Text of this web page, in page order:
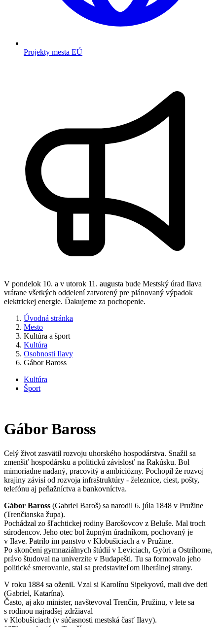
Projekty mesta EÚ
V pondelok 10. a v utorok 11. augusta bude Mestský úrad Ilava
vrátane všetkých oddelení zatvorený pre plánovaný výpadok
elektrickej energie. Ďakujeme za pochopenie.
Úvodná stránka
Mesto
Kultúra a šport
Kultúra
Osobnosti Ilavy
Gábor Baross
Kultúra
Šport
Gábor Baross
Celý život zasvätil rozvoju uhorského hospodárstva. Snažil sa
zmenšiť hospodársku a politickú závislosť na Rakúsku. Bol
mimoriadne nadaný, pracovitý a ambiciózny. Pochopil že rozvoj
krajiny závisí od rozvoja infraštruktúry - železnice, ciest, pošty,
telefónu aj peňažníctva a bankovníctva.
Gábor Baross (Gabriel Baroš) sa narodil 6. júla 1848 v Pružine
(Trenčianska župa).
Pochádzal zo šľachtickej rodiny Barošovcov z Beluše. Mal troch
súrodencov. Jeho otec bol župným úradníkom, pochovaný je
v Ilave. Patrilo im panstvo v Klobušiciach a v Pružine.
Po skončení gymnaziálnych štúdií v Leviciach, Györi a Ostrihome,
právo študoval na univerzite v Budapešti. Tu sa formovalo jeho
politické smerovanie, stal sa predstaviteľom liberálnej strany.
V roku 1884 sa oženil. Vzal si Karolínu Sipekyovú, mali dve deti
(Gabriel, Katarína).
Často, aj ako minister, navštevoval Trenčín, Pružinu, v lete sa
s rodinou najradšej zdržiaval
v Klobušiciach (v súčasnosti mestská časť Ilavy).